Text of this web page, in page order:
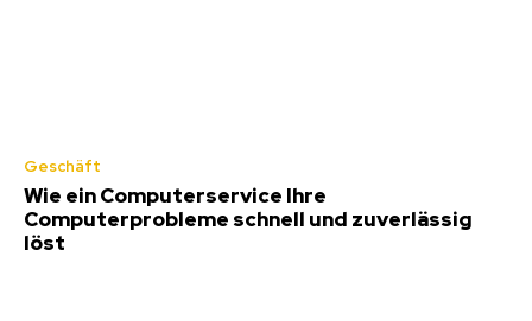
Geschäft
Wie ein Computerservice Ihre
Computerprobleme schnell und zuverlässig
löst